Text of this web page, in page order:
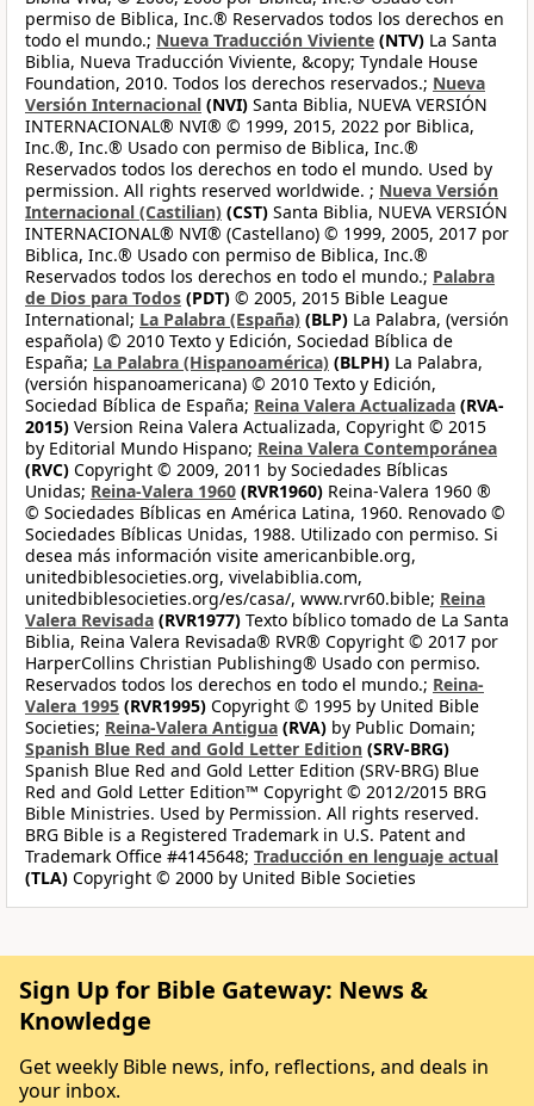
permiso de Biblica, Inc.® Reservados todos los derechos en
todo el mundo.; Nueva Traducción Viviente (NTV) La Santa
Biblia, Nueva Traducción Viviente, &copy; Tyndale House
Foundation, 2010. Todos los derechos reservados.; Nueva
Versión Internacional (NVI) Santa Biblia, NUEVA VERSIÓN
INTERNACIONAL® NVI® © 1999, 2015, 2022 por Biblica,
Inc.®, Inc.® Usado con permiso de Biblica, Inc.®
Reservados todos los derechos en todo el mundo. Used by
permission. All rights reserved worldwide. ; Nueva Versión
Internacional (Castilian) (CST) Santa Biblia, NUEVA VERSIÓN
INTERNACIONAL® NVI® (Castellano) © 1999, 2005, 2017 por
Biblica, Inc.® Usado con permiso de Biblica, Inc.®
Reservados todos los derechos en todo el mundo.; Palabra
de Dios para Todos (PDT) © 2005, 2015 Bible League
International; La Palabra (España) (BLP) La Palabra, (versión
española) © 2010 Texto y Edición, Sociedad Bíblica de
España; La Palabra (Hispanoamérica) (BLPH) La Palabra,
(versión hispanoamericana) © 2010 Texto y Edición,
Sociedad Bíblica de España; Reina Valera Actualizada (RVA-
2015) Version Reina Valera Actualizada, Copyright © 2015
by Editorial Mundo Hispano; Reina Valera Contemporánea
(RVC) Copyright © 2009, 2011 by Sociedades Bíblicas
Unidas; Reina-Valera 1960 (RVR1960) Reina-Valera 1960 ®
© Sociedades Bíblicas en América Latina, 1960. Renovado ©
Sociedades Bíblicas Unidas, 1988. Utilizado con permiso. Si
desea más información visite americanbible.org,
unitedbiblesocieties.org, vivelabiblia.com,
unitedbiblesocieties.org/es/casa/, www.rvr60.bible; Reina
Valera Revisada (RVR1977) Texto bíblico tomado de La Santa
Biblia, Reina Valera Revisada® RVR® Copyright © 2017 por
HarperCollins Christian Publishing® Usado con permiso.
Reservados todos los derechos en todo el mundo.; Reina-
Valera 1995 (RVR1995) Copyright © 1995 by United Bible
Societies; Reina-Valera Antigua (RVA) by Public Domain;
Spanish Blue Red and Gold Letter Edition (SRV-BRG)
Spanish Blue Red and Gold Letter Edition (SRV-BRG) Blue
Red and Gold Letter Edition™ Copyright © 2012/2015 BRG
Bible Ministries. Used by Permission. All rights reserved.
BRG Bible is a Registered Trademark in U.S. Patent and
Trademark Office #4145648; Traducción en lenguaje actual
(TLA) Copyright © 2000 by United Bible Societies
Sign Up for Bible Gateway: News &
Knowledge
Get weekly Bible news, info, reflections, and deals in
your inbox.